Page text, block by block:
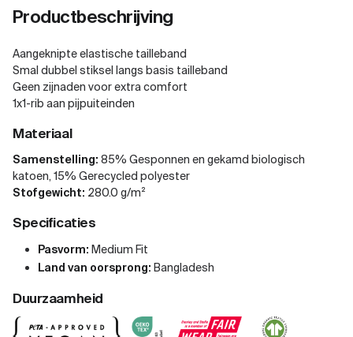
Productbeschrijving
Aangeknipte elastische tailleband
Smal dubbel stiksel langs basis tailleband
Geen zijnaden voor extra comfort
1x1-rib aan pijpuiteinden
Materiaal
Samenstelling: 85% Gesponnen en gekamd biologisch
katoen, 15% Gerecycled polyester
Stofgewicht: 280.0 g/m²
Specificaties
Pasvorm: Medium Fit
Land van oorsprong: Bangladesh
Duurzaamheid